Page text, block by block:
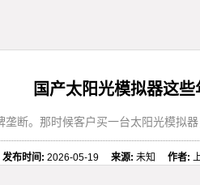
国产太阳光模拟器这
断。那时候客户买一台太阳光模拟
发布时间: 2026-05-19来源: 未知作者: